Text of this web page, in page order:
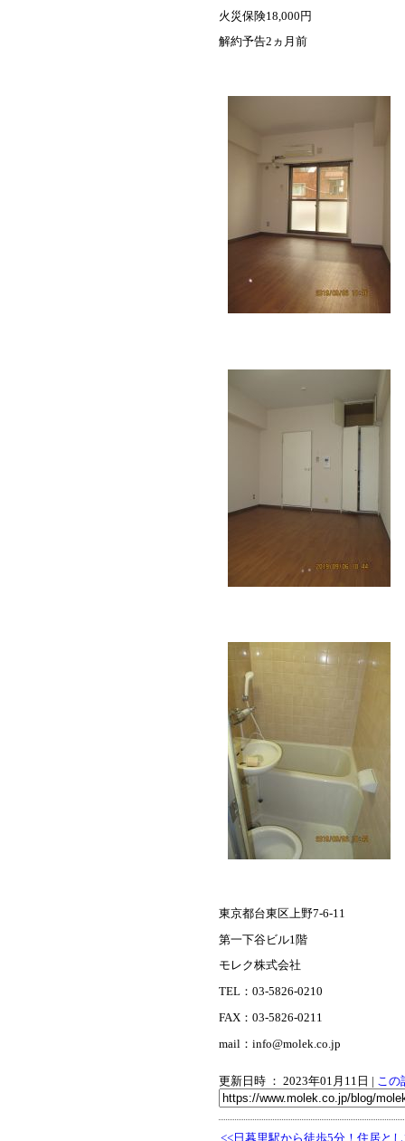
火災保険18,000円
解約予告2ヵ月前
東京都台東区上野7-6-11
第一下谷ビル1階
モレク株式会社
TEL：03-5826-0210
FAX：03-5826-0211
mail：info@molek.co.jp
更新日時 ： 2023年01月11日 この
<<日暮里駅から徒歩5分！住居と